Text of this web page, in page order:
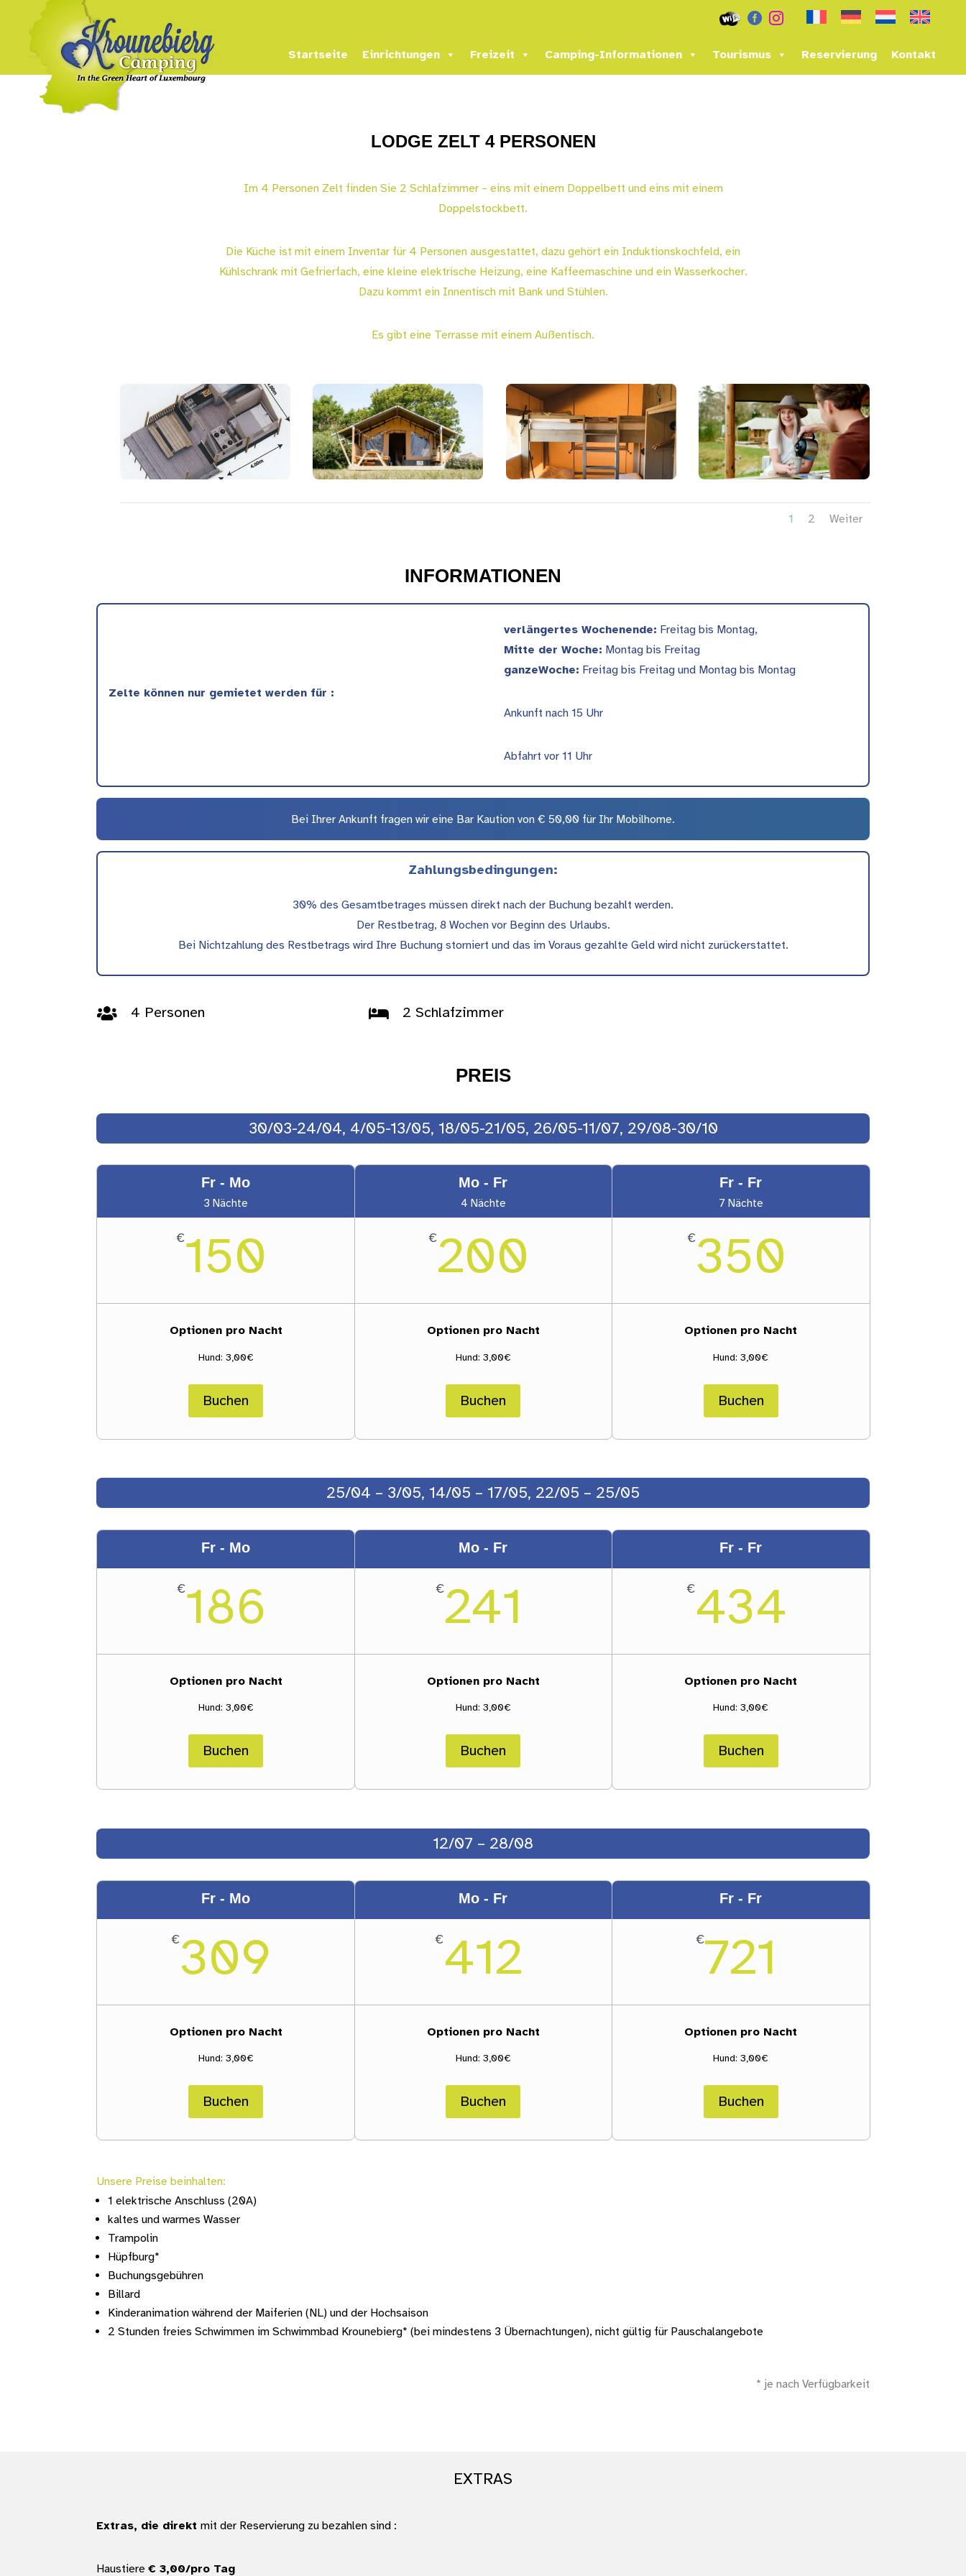
 
Startseite Einrichtungen Freizeit Camping-Informationen Tourismus Reservierung Kontakt
LODGE ZELT 4 PERSONEN
Im 4 Personen Zelt finden Sie 2 Schlafzimmer – eins mit einem Doppelbett und eins mit einem
Doppelstockbett.
Die Küche ist mit einem Inventar für 4 Personen ausgestattet, dazu gehört ein Induktionskochfeld, ein
Kühlschrank mit Gefrierfach, eine kleine elektrische Heizung, eine Kaffeemaschine und ein Wasserkocher.
Dazu kommt ein Innentisch mit Bank und Stühlen.
Es gibt eine Terrasse mit einem Außentisch.
1 2 Weiter
INFORMATIONEN
Zelte können nur gemietet werden für :
verlängertes Wochenende: Freitag bis Montag,
Mitte der Woche: Montag bis Freitag
ganzeWoche: Freitag bis Freitag und Montag bis Montag
Ankunft nach 15 Uhr
Abfahrt vor 11 Uhr
Bei Ihrer Ankunft fragen wir eine Bar Kaution von € 50,00 für Ihr Mobilhome.
Zahlungsbedingungen:
30% des Gesamtbetrages müssen direkt nach der Buchung bezahlt werden.
Der Restbetrag, 8 Wochen vor Beginn des Urlaubs.
Bei Nichtzahlung des Restbetrags wird Ihre Buchung storniert und das im Voraus gezahlte Geld wird nicht zurückerstattet.
 4 Personen  2 Schlafzimmer
PREIS
30/03-24/04, 4/05-13/05, 18/05-21/05, 26/05-11/07, 29/08-30/10
Fr - Mo
3 Nächte
€150
Optionen pro Nacht
Hund: 3,00€
Buchen
Mo - Fr
4 Nächte
€200
Optionen pro Nacht
Hund: 3,00€
Buchen
Fr - Fr
7 Nächte
€350
Optionen pro Nacht
Hund: 3,00€
Buchen
25/04 – 3/05, 14/05 – 17/05, 22/05 – 25/05
Fr - Mo
€186
Optionen pro Nacht
Hund: 3,00€
Buchen
Mo - Fr
€241
Optionen pro Nacht
Hund: 3,00€
Buchen
Fr - Fr
€434
Optionen pro Nacht
Hund: 3,00€
Buchen
12/07 – 28/08
Fr - Mo
€309
Optionen pro Nacht
Hund: 3,00€
Buchen
Mo - Fr
€412
Optionen pro Nacht
Hund: 3,00€
Buchen
Fr - Fr
€721
Optionen pro Nacht
Hund: 3,00€
Buchen
Unsere Preise beinhalten:
1 elektrische Anschluss (20A)
kaltes und warmes Wasser
Trampolin
Hüpfburg*
Buchungsgebühren
Billard
Kinderanimation während der Maiferien (NL) und der Hochsaison
2 Stunden freies Schwimmen im Schwimmbad Krounebierg* (bei mindestens 3 Übernachtungen), nicht gültig für Pauschalangebote
* je nach Verfügbarkeit
EXTRAS
Extras, die direktmit der Reservierung zu bezahlen sind :
Haustiere€ 3,00/pro Tag